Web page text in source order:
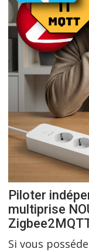
Piloter
multiprise
Si vous